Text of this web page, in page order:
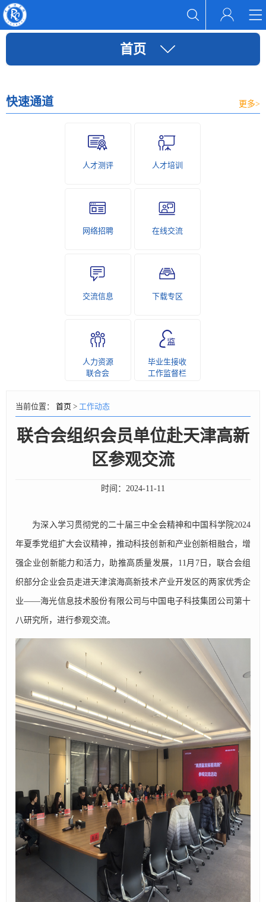
首页
快速通道 更多>
人才测评 人才培训
网络招聘 在线交流
交流信息 下载专区
人力资源
联合会
毕业生接收
工作监督栏
当前位置： 首页 > 工作动态
联合会组织会员单位赴天津高新
区参观交流
时间： 2024-11-11
为深入学习贯彻党的二十届三中全会精神和中国科学院2024
年夏季党组扩大会议精神，推动科技创新和产业创新相融合，增
强企业创新能力和活力，助推高质量发展，11月7日，联合会组
织部分企业会员走进天津滨海高新技术产业开发区的两家优秀企
业——海光信息技术股份有限公司与中国电子科技集团公司第十
八研究所，进行参观交流。